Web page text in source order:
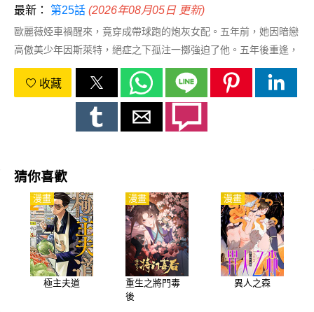
最新： 第25話 (2026年08月05日 更新)
歐麗薇婭車禍醒來，竟穿成帶球跑的炮灰女配。五年前，她因暗戀
高傲美少年因斯萊特，絕症之下孤注一擲強迫了他。五年後重逢，
她帶着五歲的兒子，被已是公爵的他堵在臥室：“這一次，你休想
逃。” 收藏
猜你喜歡
極主夫道
漫畫
重生之將門毒
後
漫畫
異人之森
漫畫